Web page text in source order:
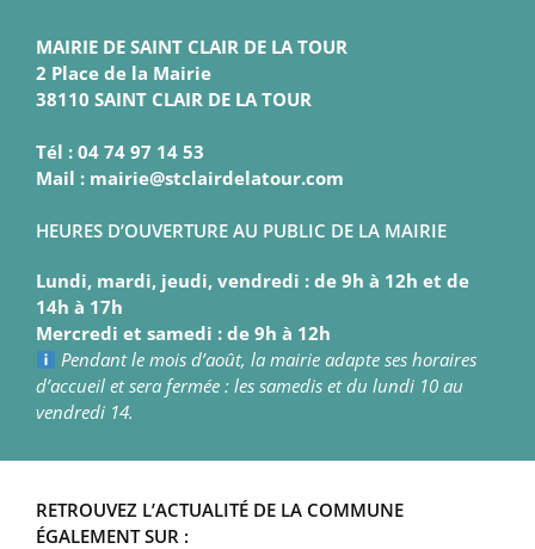
MAIRIE DE SAINT CLAIR DE LA TOUR
2 Place de la Mairie
38110 SAINT CLAIR DE LA TOUR
Tél : 04 74 97 14 53
Mail : mairie@stclairdelatour.com
HEURES D’OUVERTURE AU PUBLIC DE LA MAIRIE
Lundi, mardi, jeudi, vendredi : de 9h à 12h et de
14h à 17h
Mercredi et samedi : de 9h à 12h
Pendant le mois d’août, la mairie adapte ses horaires
d’accueil et sera fermée : les samedis et du lundi 10 au
vendredi 14.
RETROUVEZ L’ACTUALITÉ DE LA COMMUNE
ÉGALEMENT SUR :